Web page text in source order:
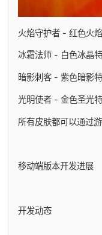
火焰守护者 - 红色火
冰霜法师 - 白色冰晶
暗影刺客 - 紫色暗影
光明使者 - 金色圣光
所有皮肤都可以通过
移动端版本开发进展
开发动态